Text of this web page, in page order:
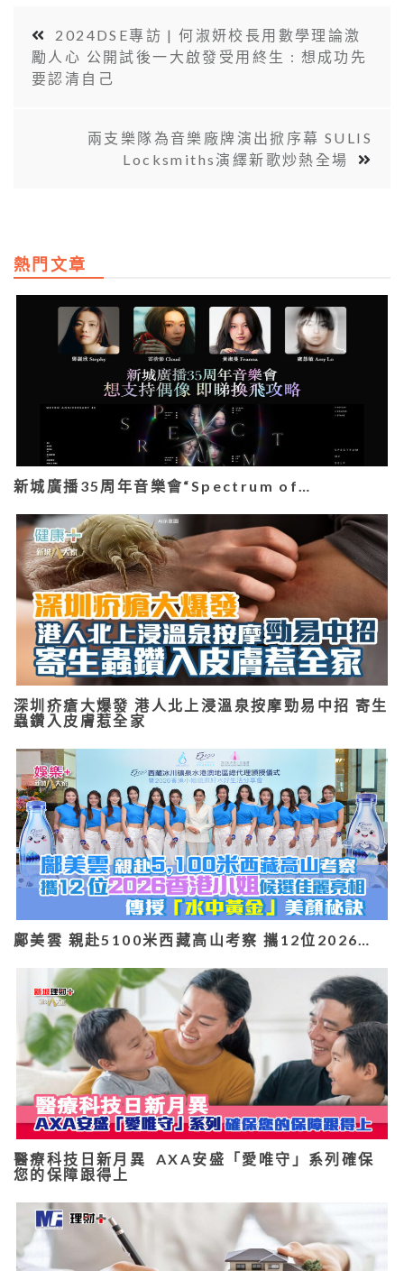
2024DSE專訪 | 何淑妍校長用數學理論激
勵人心 公開試後一大啟發受用終生 : 想成功先
要認清自己
兩支樂隊為音樂廠牌演出掀序幕 SULIS
Locksmiths演繹新歌炒熱全場
熱門文章
新城廣播35周年音樂會“Spectrum of…
深圳疥瘡大爆發 港人北上浸溫泉按摩勁易中招 寄生
蟲鑽入皮膚惹全家
鄺美雲 親赴5100米西藏高山考察 攜12位2026…
醫療科技日新月異 AXA安盛「愛唯守」系列確保
您的保障跟得上